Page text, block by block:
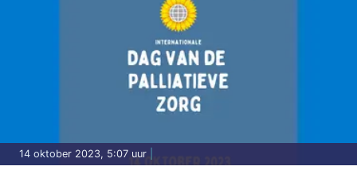
14 oktober 2023, 5:07 uur